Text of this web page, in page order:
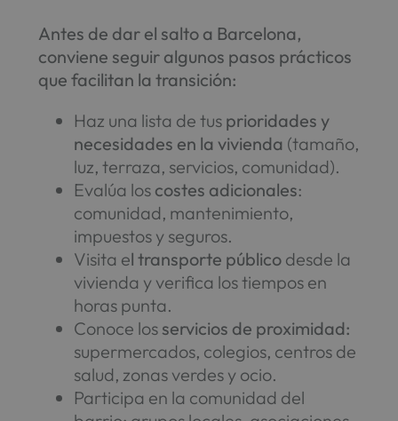
Antes de dar el salto a Barcelona,
conviene seguir algunos pasos prácticos
que facilitan la transición:
Haz una lista de tus prioridades y
necesidades en la vivienda (tamaño,
luz, terraza, servicios, comunidad).
Evalúa los costes adicionales:
comunidad, mantenimiento,
impuestos y seguros.
Visita el transporte público desde la
vivienda y verifica los tiempos en
horas punta.
Conoce los servicios de proximidad:
supermercados, colegios, centros de
salud, zonas verdes y ocio.
Participa en la comunidad del